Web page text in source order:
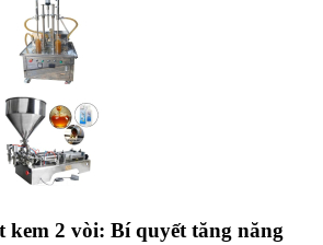
kem 2 vòi: Bí quyết tăng năng